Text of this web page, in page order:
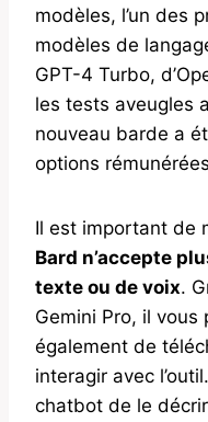
modèles, l’un des
modèles de
GPT-4 Turbo,
les tests aveugles
nouveau barde a
options
Il est important de
Bard n’accepte
texte ou de voix.
Gemini Pro, il vous
également de
interagir avec
chatbot de le